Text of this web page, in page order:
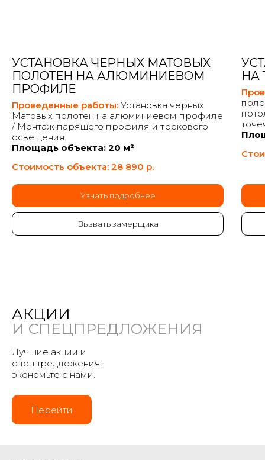
УСТАНОВКА ЧЕРНЫХ МАТОВЫХ
ПОЛОТЕН НА АЛЮМИНИЕВОМ
ПРОФИЛЕ
Проведенные работы: Установка черных
Матовых полотен на алюминиевом профиле
/ Монтаж парящего профиля и трекового
освещения
Площадь объекта: 20 м²
Стоимость объекта: 28 890 р.
Узнать подробнее
Вызвать замерщика
НА
АКЦИИ
И СПЕЦПРЕДЛОЖЕНИЯ
Лучшие акции и
спецпредложения:
экономьте с нами.
Перейти